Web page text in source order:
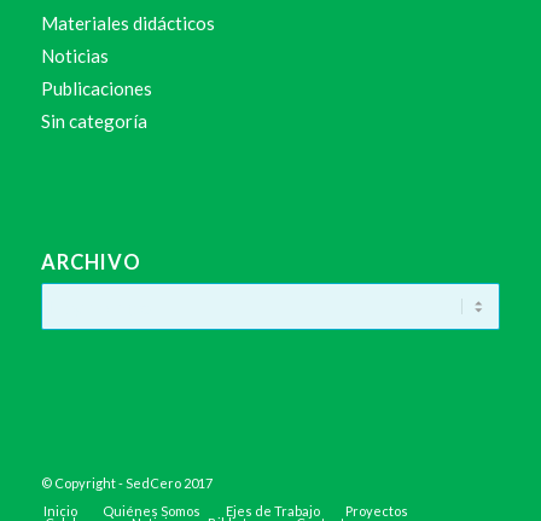
Materiales didácticos
Noticias
Publicaciones
Sin categoría
ARCHIVO
© Copyright - SedCero 2017
Inicio
Quiénes Somos Ejes de Trabajo Proyectos